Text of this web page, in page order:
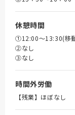
休憩時間
①12:00～13:30(移
➁なし
③なし
時間外労働
【残業】ほぼなし